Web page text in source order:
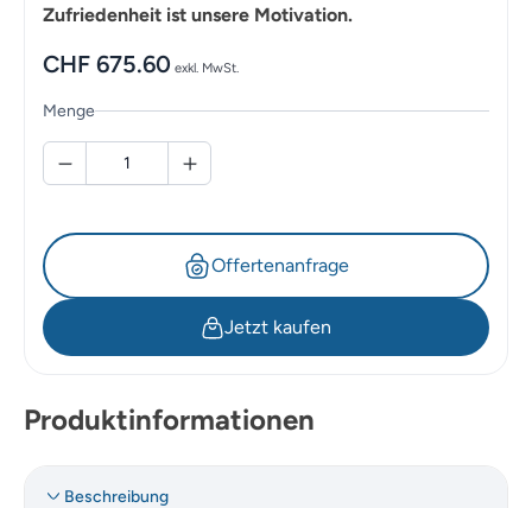
Zufriedenheit ist unsere Motivation.
CHF 675.60 exkl. MwSt.
Menge
Offertenanfrage
Jetzt kaufen
Produktinformationen
Beschreibung